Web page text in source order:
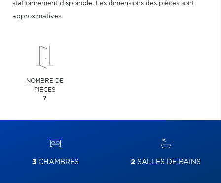
stationnement disponible. Les dimensions des pièces sont
approximatives.
NOMBRE DE
PIÈCES
7
3 CHAMBRES 2 SALLES DE BAINS